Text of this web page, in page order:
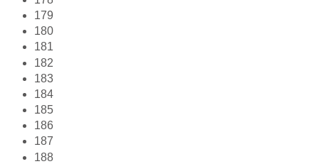
179
180
181
182
183
184
185
186
187
188